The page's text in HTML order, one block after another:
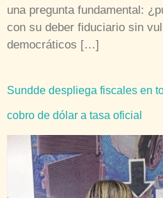
una pregunta fundamental:
con su deber fiduciario sin
democráticos […]
Sundde despliega fiscales en
cobro de dólar a tasa oficial